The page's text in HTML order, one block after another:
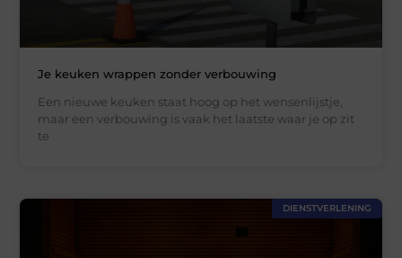
Je keuken wrappen zonder verbouwing
Een nieuwe keuken staat hoog op het wensenlijstje,
maar een verbouwing is vaak het laatste waar je op zit
te
DIENSTVERLENING